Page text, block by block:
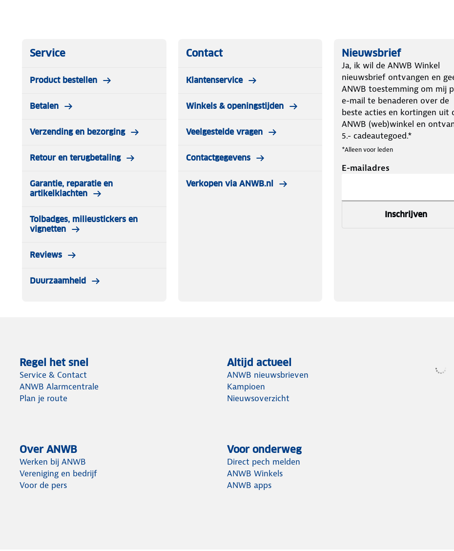
Service
Product bestellen
Betalen
Verzending en bezorging
Retour en terugbetaling
Garantie, reparatie en
artikelklachten
Tolbadges, milieustickers en
vignetten
Reviews
Duurzaamheid
Contact
Klantenservice
Winkels & openingstijden
Veelgestelde vragen
Contactgegevens
Verkopen via ANWB.nl
Nieuwsbrief
Ja, ik wil de ANWB Winkel
nieuwsbrief ontvangen en
ANWB toestemming om mij
e-mail te benaderen over de
beste acties en kortingen uit
ANWB (web)winkel en
5.- cadeautegoed.*
*Alleen voor leden
E-mailadres
Inschrijven
Regel het snel
Service & Contact
ANWB Alarmcentrale
Plan je route
Altijd actueel
ANWB nieuwsbrieven
Kampioen
Nieuwsoverzicht
Over ANWB
Werken bij ANWB
Vereniging en bedrijf
Voor de pers
Voor onderweg
Direct pech melden
ANWB Winkels
ANWB apps